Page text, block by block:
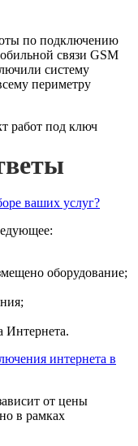
по подключению
связи GSM
систему
периметру
работ под ключ
ваших услуг?
оборудование;
Интернета.
интернета в
от цены
в рамках